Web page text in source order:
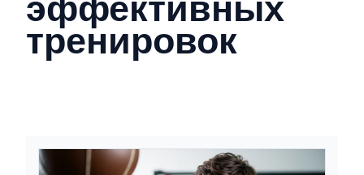
эффективных
тренировок